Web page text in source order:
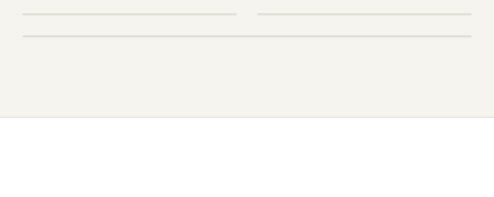
IOS · ANDROID TABLET